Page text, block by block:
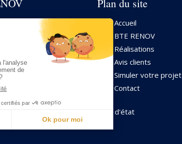
dans tout le Nord
de-Calais, Roubaix,
Croix, Lys-lez-
Lannoy,
Leers
un devis
Plan du site
Accueil
BTE RENOV
Réalisations
Avis clients
Simuler votre projet
Contact
RENOV - Rénovation tous corps d'état